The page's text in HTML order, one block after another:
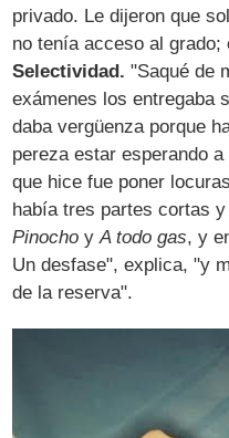
privado. Le dijeron que
no tenía acceso al
Selectividad. "Saqué de
exámenes los entregaba
daba vergüenza porque
pereza estar esperando
que hice fue poner
había tres partes cortas
Pinocho yA todo gas, y
Un desfase", explica, "y
de la reserva".